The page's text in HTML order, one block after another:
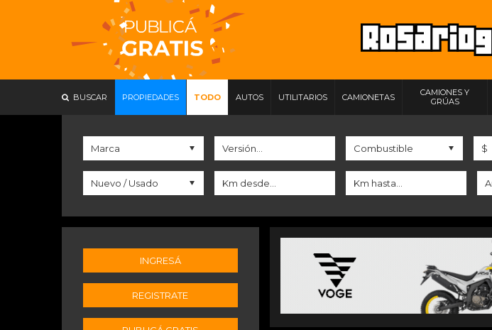
BUSCAR PROPIEDADES TODO AUTOS UTILITARIOS CAMIONETAS
CAMIONES Y
GRÚAS
INGRESÁ
REGISTRATE